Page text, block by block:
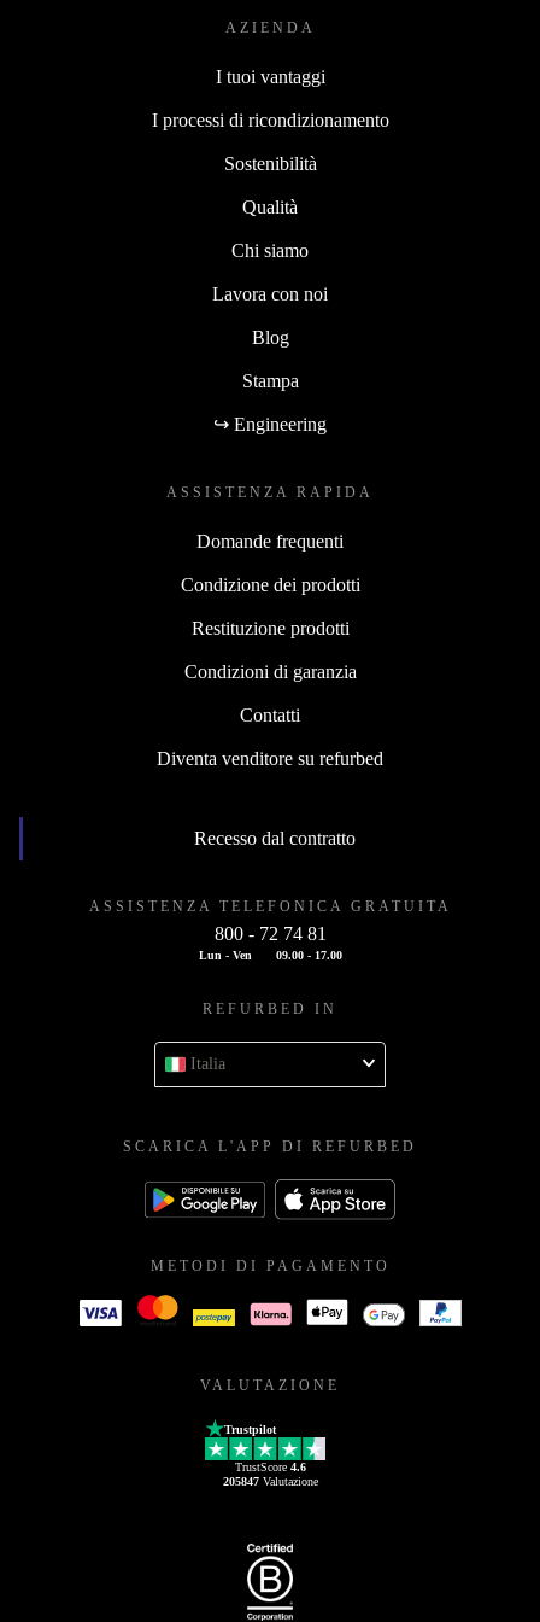
AZIENDA
I tuoi vantaggi
I processi di ricondizionamento
Sostenibilità
Qualità
Chi siamo
Lavora con noi
Blog
Stampa
↪ Engineering
ASSISTENZA RAPIDA
Domande frequenti
Condizione dei prodotti
Restituzione prodotti
Condizioni di garanzia
Contatti
Diventa venditore su refurbed
Recesso dal contratto
ASSISTENZA TELEFONICA GRATUITA
800 - 72 74 81
Lun - Ven 09.00 - 17.00
REFURBED IN
Italia
SCARICA L'APP DI REFURBED
METODI DI PAGAMENTO
VALUTAZIONE
Trustpilot
TrustScore 4.6
205847Valutazione